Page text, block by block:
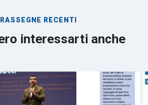
RASSEGNE RECENTI
interessarti anche